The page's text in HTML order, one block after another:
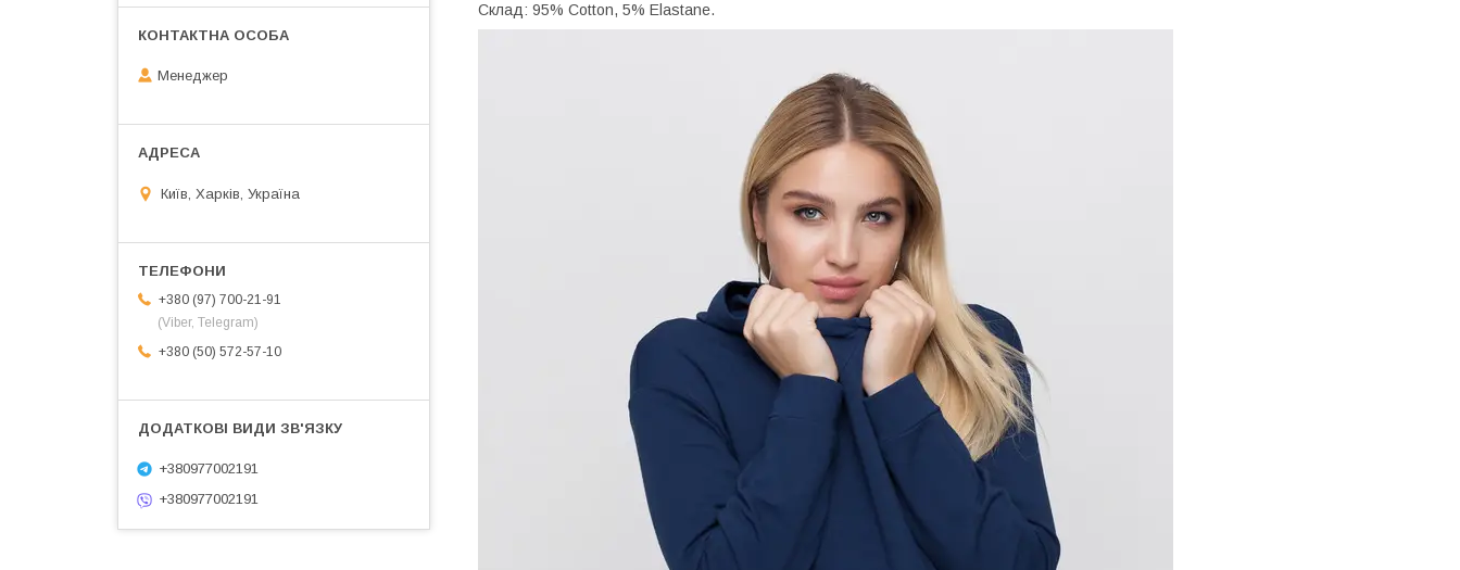
Склад: 95% Cotton, 5% Elastane.
Менеджер
Київ, Харків, Україна
+380 (97) 700-21-91
(Viber, Telegram)
+380 (50) 572-57-10
+380977002191
+380977002191